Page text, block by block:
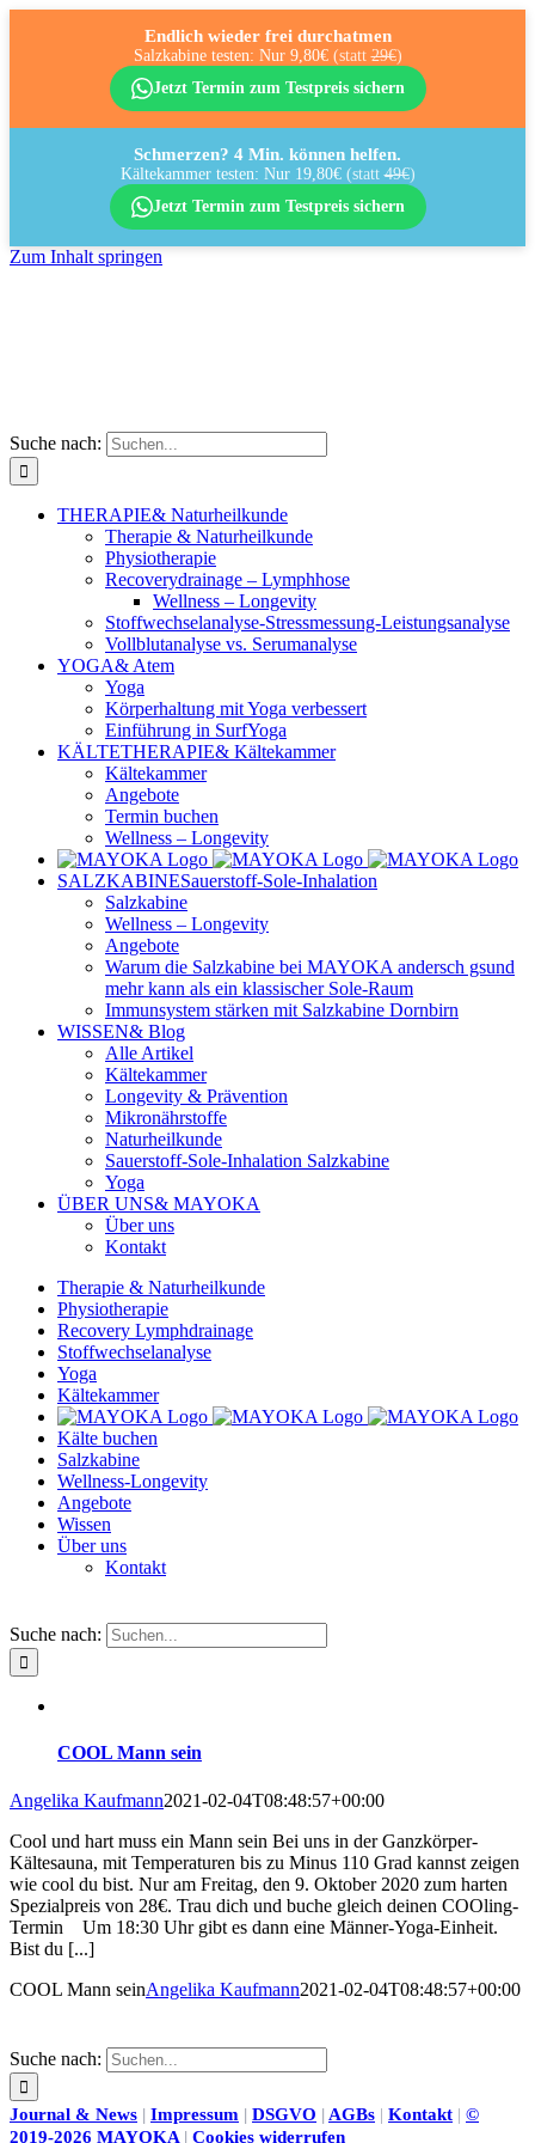
Endlich wieder frei durchatmen
Salzkabine testen: Nur 9,80€ (statt29€)
Jetzt Termin zum Testpreis sichern
Schmerzen? 4 Min. können helfen.
Kältekammer testen: Nur 19,80€ (statt49€)
Jetzt Termin zum Testpreis sichern
Zum Inhalt springen
Suche nach:
THERAPIE& Naturheilkunde
Therapie & Naturheilkunde
Physiotherapie
Recoverydrainage – Lymphhose
Wellness – Longevity
Stoffwechselanalyse-Stressmessung-Leistungsanalyse
Vollblutanalyse vs. Serumanalyse
YOGA& Atem
Yoga
Körperhaltung mit Yoga verbessert
Einführung in SurfYoga
KÄLTETHERAPIE& Kältekammer
Kältekammer
Angebote
Termin buchen
Wellness – Longevity
SALZKABINESauerstoff-Sole-Inhalation
Salzkabine
Wellness – Longevity
Angebote
Warum die Salzkabine bei MAYOKA andersch gsund
mehr kann als ein klassischer Sole-Raum
Immunsystem stärken mit Salzkabine Dornbirn
WISSEN& Blog
Alle Artikel
Kältekammer
Longevity & Prävention
Mikronährstoffe
Naturheilkunde
Sauerstoff-Sole-Inhalation Salzkabine
Yoga
ÜBER UNS& MAYOKA
Über uns
Kontakt
Therapie & Naturheilkunde
Physiotherapie
Recovery Lymphdrainage
Stoffwechselanalyse
Yoga
Kältekammer
Kälte buchen
Salzkabine
Wellness-Longevity
Angebote
Wissen
Über uns
Kontakt
Suche nach:
COOL Mann sein
Angelika Kaufmann2021-02-04T08:48:57+00:00
Cool und hart muss ein Mann sein Bei uns in der Ganzkörper-
Kältesauna, mit Temperaturen bis zu Minus 110 Grad kannst zeigen
wie cool du bist. Nur am Freitag, den 9. Oktober 2020 zum harten
Spezialpreis von 28€. Trau dich und buche gleich deinen COOling-
Termin Um 18:30 Uhr gibt es dann eine Männer-Yoga-Einheit.
Bist du [...]
COOL Mann seinAngelika Kaufmann2021-02-04T08:48:57+00:00
Suche nach:
Journal & News | Impressum | DSGVO | AGBs | Kontakt | ©
2019-2026 MAYOKA| Cookies widerrufen